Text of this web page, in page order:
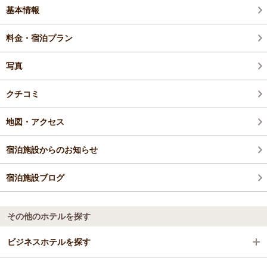
基本情報
料金・宿泊プラン
写真
クチコミ
地図・アクセス
宿泊施設からのお知らせ
宿泊施設ブログ
その他のホテルを探す
ビジネスホテルを探す